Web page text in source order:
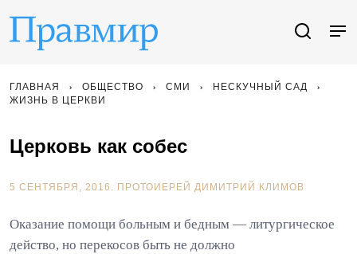
ГЛАВНАЯ ОБЩЕСТВО СМИ
НЕСКУЧНЫЙ САД
ЖИЗНЬ В ЦЕРКВИ
Церковь как собес
5 СЕНТЯБРЯ, 2016. ПРОТОИЕРЕЙ ДИМИТРИЙ КЛИМОВ
Оказание помощи больным и бедным — литургическое
действо, но перекосов быть не должно